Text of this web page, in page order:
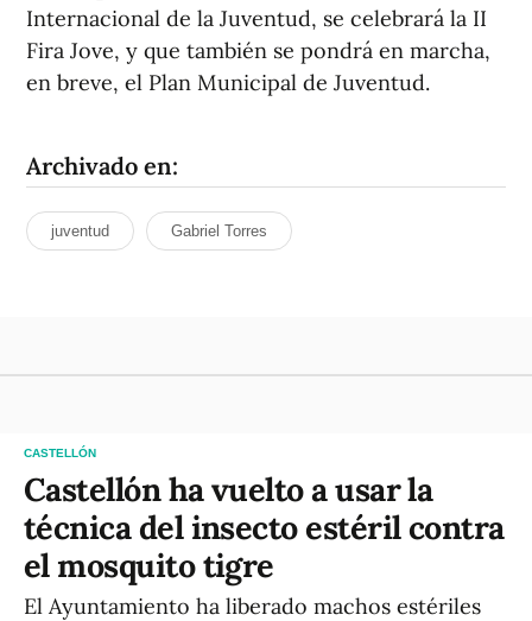
Internacional de la Juventud, se celebrará la II
Fira Jove, y que también se pondrá en marcha,
en breve, el Plan Municipal de Juventud.
Archivado en:
juventud Gabriel Torres
CASTELLÓN
Castellón ha vuelto a usar la
técnica del insecto estéril contra
el mosquito tigre
El Ayuntamiento ha liberado machos estériles